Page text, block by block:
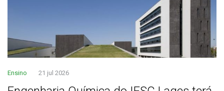
Ensino 21 jul 2026